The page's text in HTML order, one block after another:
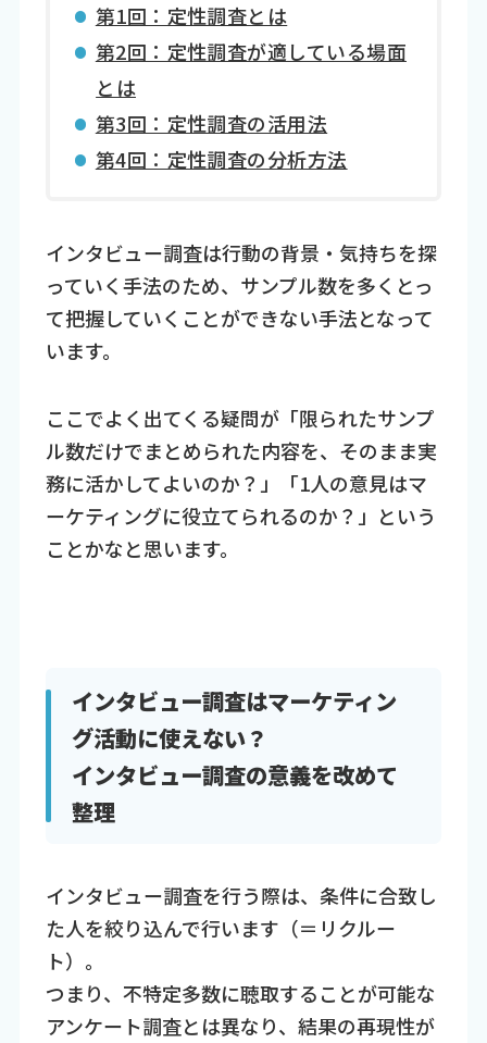
第1回：定性調査とは
第2回：定性調査が適している場面
とは
第3回：定性調査の活用法
第4回：定性調査の分析方法
インタビュー調査は行動の背景・気持ちを探
っていく手法のため、サンプル数を多くとっ
て把握していくことができない手法となって
います。
ここでよく出てくる疑問が「限られたサンプ
ル数だけでまとめられた内容を、そのまま実
務に活かしてよいのか？」「1人の意見はマ
ーケティングに役立てられるのか？」という
ことかなと思います。
インタビュー調査はマーケティン
グ活動に使えない？
インタビュー調査の意義を改めて
整理
インタビュー調査を行う際は、条件に合致し
た人を絞り込んで行います（＝リクルー
ト）。
つまり、不特定多数に聴取することが可能な
アンケート調査とは異なり、結果の再現性が